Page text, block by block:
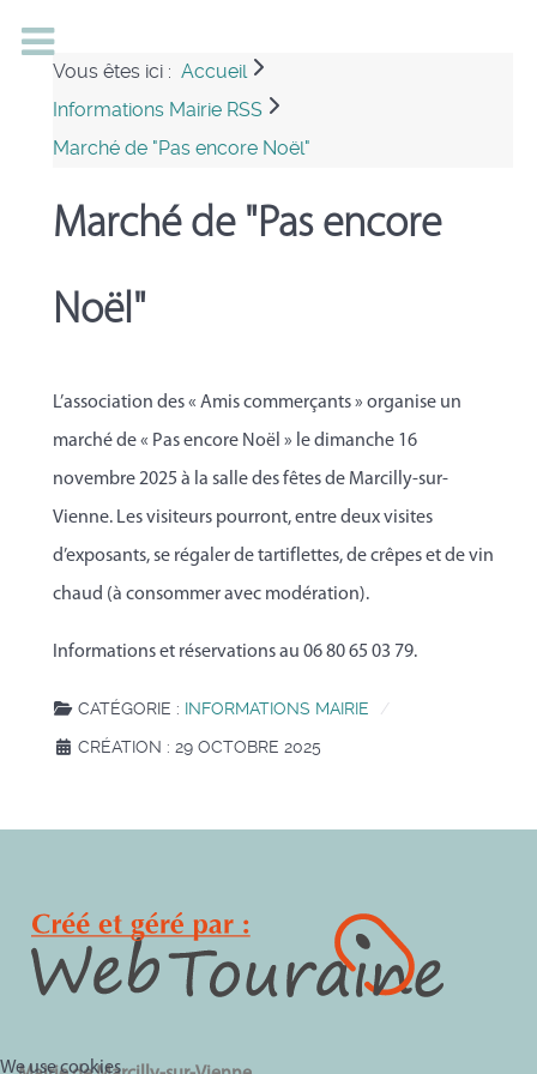
Vous êtes ici : Accueil
Informations Mairie RSS
Marché de "Pas encore Noël"
Marché de "Pas encore
Noël"
L’association des « Amis commerçants » organise un
marché de « Pas encore Noël » le dimanche 16
novembre 2025 à la salle des fêtes de Marcilly-sur-
Vienne. Les visiteurs pourront, entre deux visites
d’exposants, se régaler de tartiflettes, de crêpes et de vin
chaud (à consommer avec modération).
Informations et réservations au 06 80 65 03 79.
CATÉGORIE : INFORMATIONS MAIRIE
CRÉATION : 29 OCTOBRE 2025
We use cookies